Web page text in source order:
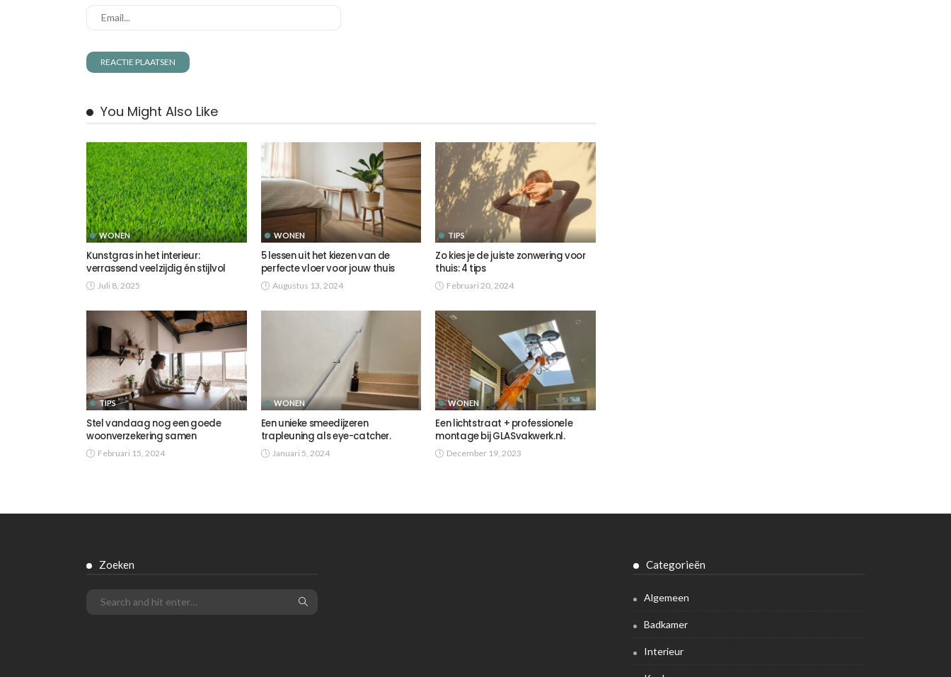
You Might Also Like
WONEN
Kunstgras in het interieur:
verrassend veelzijdig én stijlvol
Juli 8, 2025
WONEN
5 lessen uit het kiezen van de
perfecte vloer voor jouw thuis
Augustus 13, 2024
TIPS
Zo kies je de juiste zonwering voor
thuis: 4 tips
Februari 20, 2024
TIPS
Stel vandaag nog een goede
woonverzekering samen
Februari 15, 2024
WONEN
Een unieke smeedijzeren
trapleuning als eye-catcher.
Januari 5, 2024
WONEN
Een lichtstraat + professionele
montage bij GLASvakwerk.nl.
December 19, 2023
Zoeken Categorieën
Algemeen
Badkamer
Interieur